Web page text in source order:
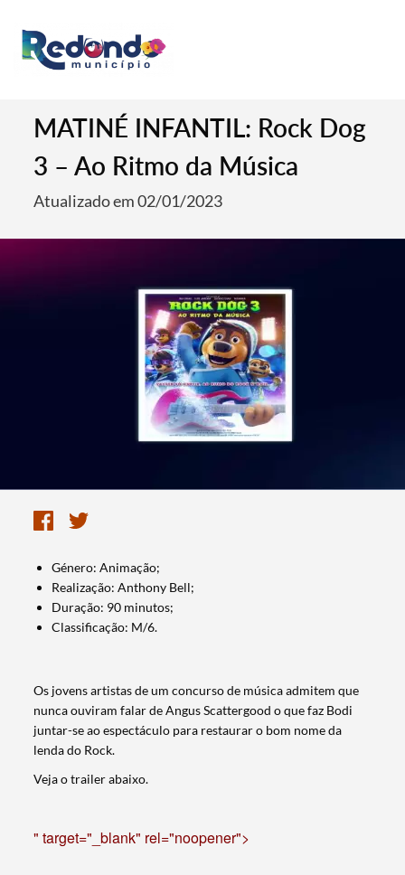
MATINÉ INFANTIL: Rock Dog
3 – Ao Ritmo da Música
Atualizado em 02/01/2023
Género: Animação;
Realização: Anthony Bell;
Duração: 90 minutos;
Classificação: M/6.
Os jovens artistas de um concurso de música admitem que
nunca ouviram falar de Angus Scattergood o que faz Bodi
juntar-se ao espectáculo para restaurar o bom nome da
lenda do Rock.
Veja o trailer abaixo.
" target="_blank" rel="noopener">